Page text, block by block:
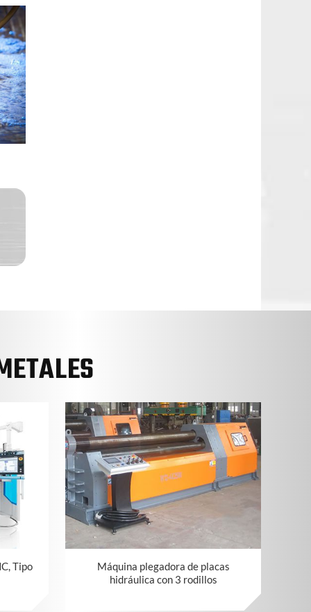
Tipo
Máquina plegadora de placas
hidráulica con 3 rodillos